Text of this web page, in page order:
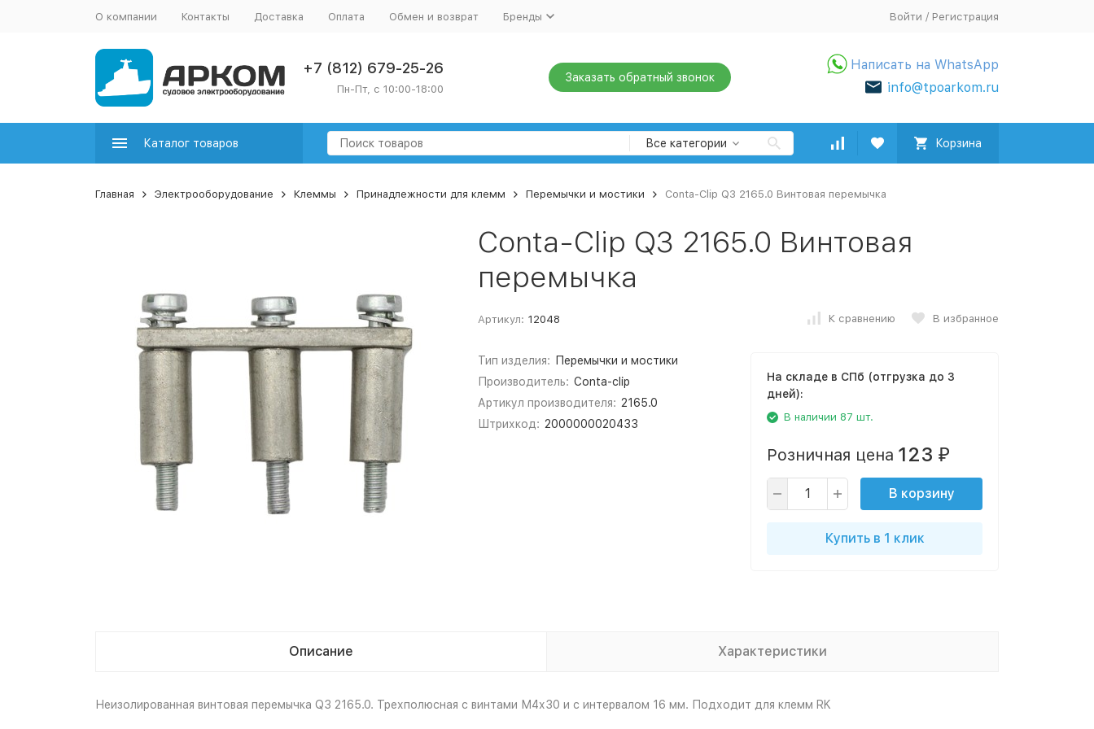
О компании Контакты Доставка Оплата Обмен и возврат Бренды Войти / Регистрация
+7 (812) 679-25-26
Пн-Пт, с 10:00-18:00
Заказать обратный звонок
Написать на WhatsApp
info@tpoarkom.ru
Каталог товаров Все категории Корзина
Главная Электрооборудование Клеммы Принадлежности для клемм Перемычки и мостики Conta-Clip Q3 2165.0 Винтовая перемычка
Conta-Clip Q3 2165.0 Винтовая
перемычка
Артикул: 12048 К сравнению В избранное
Тип изделия:
Перемычки и мостики
Производитель: Conta-clip
Артикул производителя: 2165.0
Штрихкод: 2000000020433
На складе в СПб (отгрузка до 3
дней):
В наличии 87 шт.
Розничная цена 123 ₽
В корзину
Купить в 1 клик
Описание Характеристики
Неизолированная винтовая перемычка Q3 2165.0. Трехполюсная с винтами М4х30 и с интервалом 16 мм. Подходит для клемм RK